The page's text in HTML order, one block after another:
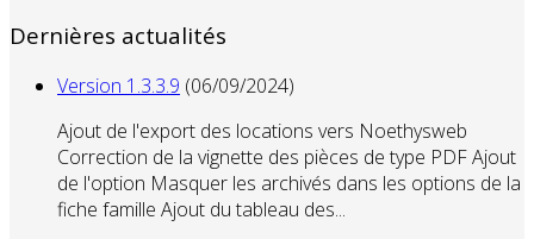
Dernières actualités
Version 1.3.3.9 (06/09/2024)
Ajout de l'export des locations vers Noethysweb
Correction de la vignette des pièces de type PDF Ajout
de l'option Masquer les archivés dans les options de la
fiche famille Ajout du tableau des...